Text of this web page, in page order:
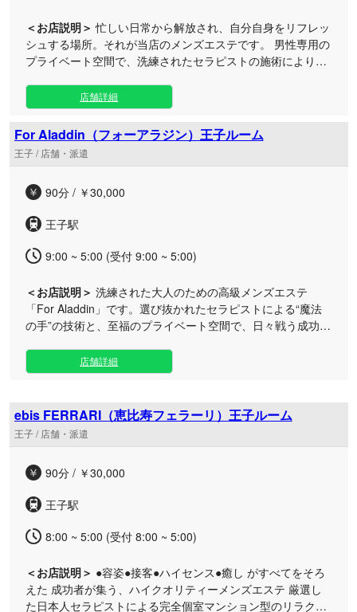
＜お店説明＞ 忙しい日常から解放され、自分自身をリフレッ
シュする場所。それが当店のメンズエステです。 男性専用の
プライベート空間で、洗練されたセラピストの施術により心
きをお過ごしください。
店舗詳細
For Aladdin（フォーアラジン）王子ルーム
王子 / 店舗・派遣
90分 / ￥30,000
王子駅
9:00 ~ 5:00 (受付 9:00 ~ 5:00)
＜お店説明＞ 洗練された大人のための高級メンズエステ
「For Aladdin」です。選び抜かれたセラピストによる“魔法
の手”の技術と、至福のプライベート空間で、日々戦う成功者
にとどまらず、お客様の五感を満たす最高峰のおもてなしと
感動をお届けすることをお約束いたします。 日常の喧騒を忘
する極上のトリートメントをご用意いたしました。日頃の疲
れをリセットし、明日への活力を養う贅沢なひとときを、ど
うぞ心ゆくまでご堪能ください。皆様のお越しを、心よりお
店舗詳細
ebis FERRARI（恵比寿フェラーリ）王子ルーム
王子 / 店舗・派遣
90分 / ￥30,000
王子駅
8:00 ~ 5:00 (受付 8:00 ~ 5:00)
＜お店説明＞ ●容姿●接客●ハイセンス●癒し がすべてをそろ
えた 成功者が集う、ハイクオリティーメンズエステ 厳選し
た日本人セラピストによる完全個室マンション型のリラクゼ